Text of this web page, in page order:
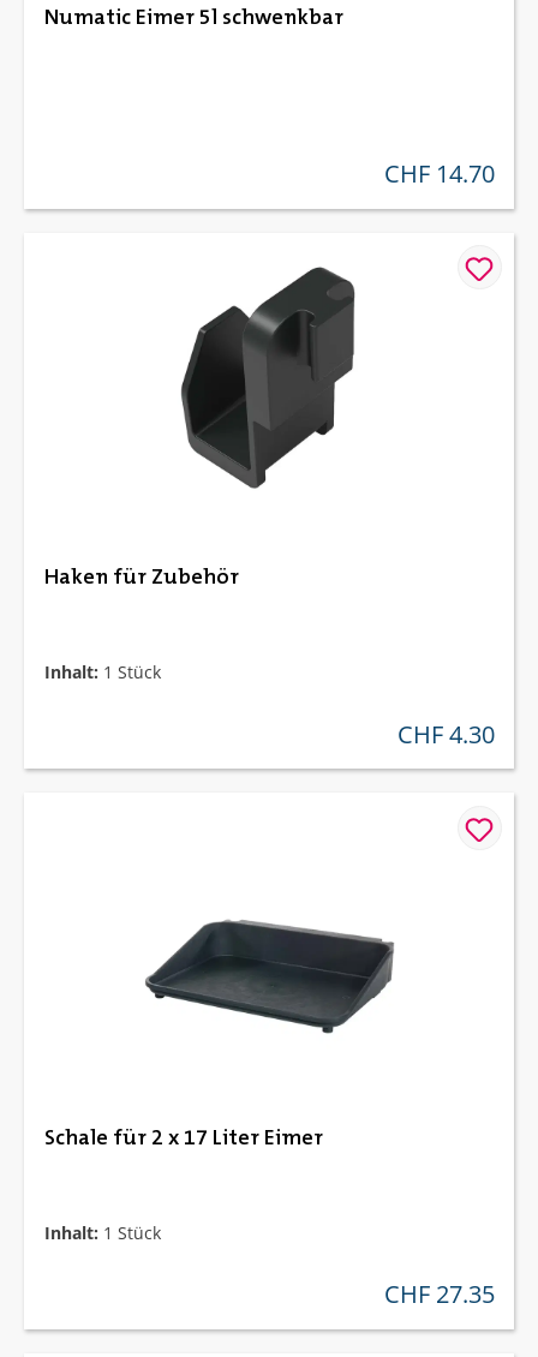
Numatic Eimer 5l schwenkbar
regulärer preis:
CHF 14.70
Haken für Zubehör
Inhalt: 1 Stück
regulärer preis:
CHF 4.30
Schale für 2 x 17 Liter Eimer
Inhalt: 1 Stück
regulärer preis:
CHF 27.35